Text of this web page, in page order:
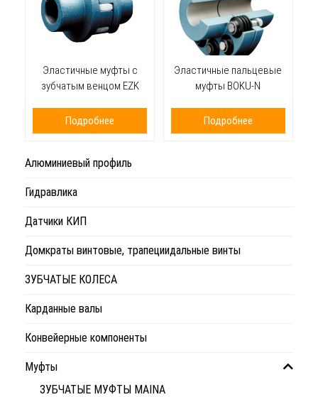
Эластичные муфты с
зубчатым венцом EZK
Подробнее
Эластичные пальцевые
муфты BOKU-N
Подробнее
Алюминиевый профиль
Гидравлика
Датчики КИП
Домкраты винтовые, трапециидальные винты
ЗУБЧАТЫЕ КОЛЕСА
Карданные валы
Конвейерные компоненты
Муфты
ЗУБЧАТЫЕ МУФТЫ MAINA